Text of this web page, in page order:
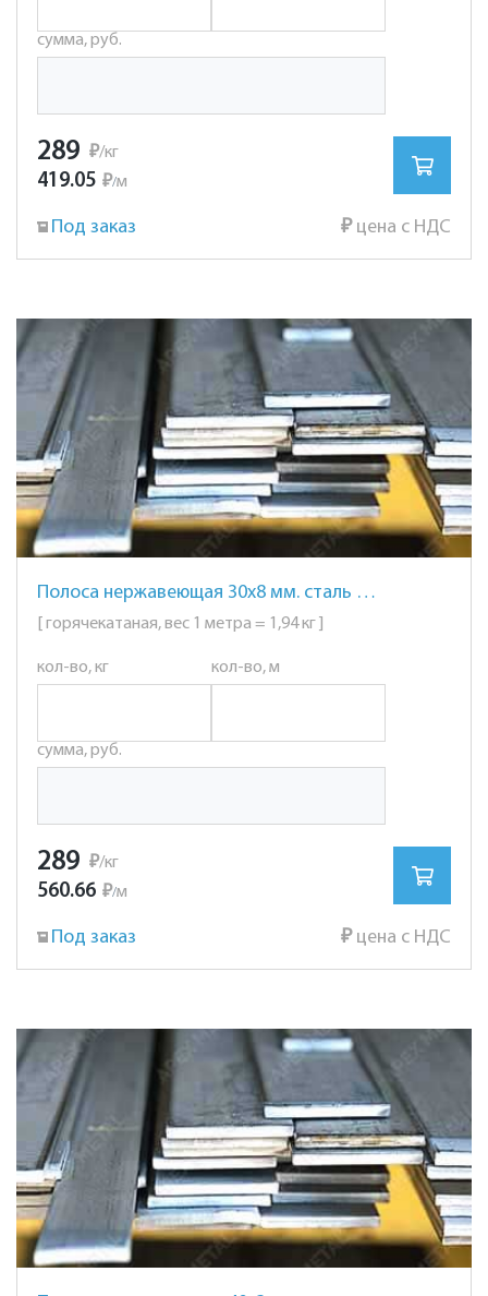
сумма, руб.
289 ₽/кг
419.05 ₽/м
Под заказ ₽цена с НДС
Полоса нержавеющая 30х8 мм. сталь AISI 304 (08Х18Н10)
[ горячекатаная, вес 1 метра = 1,94 кг ]
кол-во, кг кол-во, м
сумма, руб.
289 ₽/кг
560.66 ₽/м
Под заказ ₽цена с НДС